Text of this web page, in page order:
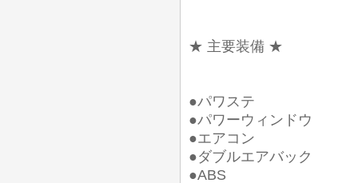
★ 主要装備 ★
●パワステ
●パワーウィンドウ
●エアコン
●ダブルエアバック
●ABS